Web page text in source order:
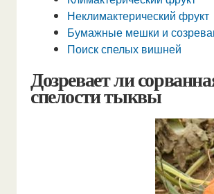
Неклимактерический фрукт
Бумажные мешки и
Поиск спелых вишней
Дозревает ли
спелости тыквы